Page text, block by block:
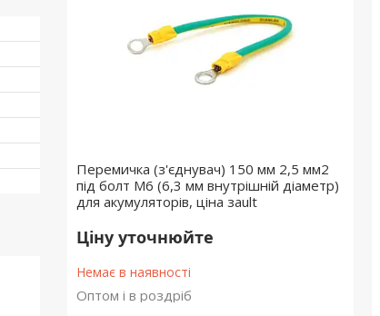
Перемичка (з'єднувач) 150 мм 2,5 мм2
під болт М6 (6,3 мм внутрішній діаметр)
для акумуляторів, ціна заult
Ціну уточнюйте
Немає в наявності
Оптом і в роздріб